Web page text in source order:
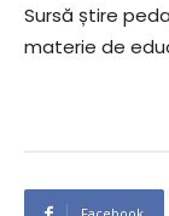
Sursă știre
materie de